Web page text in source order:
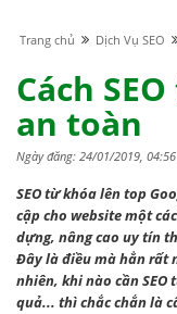
Trang chủ Dịch Vụ SEO
Cách
an toàn
Ngày đăng: 24/01/2019, 04:56
SEO từ khóa lên top
cập cho website một
dựng, nâng cao uy tín
Đây là điều mà hẳn rất
nhiên, khi nào cần SEO
quả... thì chắc chắn là